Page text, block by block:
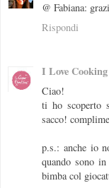
@ Fabiana:
Rispondi
I Love Cooking
Ciao!
ti ho scoperto
sacco!
p.s.: anche io
quando sono
bimba col